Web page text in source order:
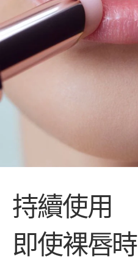
持續使用
即使裸唇時